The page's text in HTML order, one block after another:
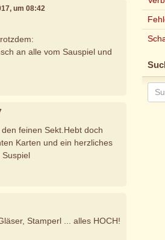
um 08:42
an alle vom Sauspiel und
feinen Sekt.Hebt doch
Karten und ein herzliches
Suspiel
Stamperl ... alles HOCH!